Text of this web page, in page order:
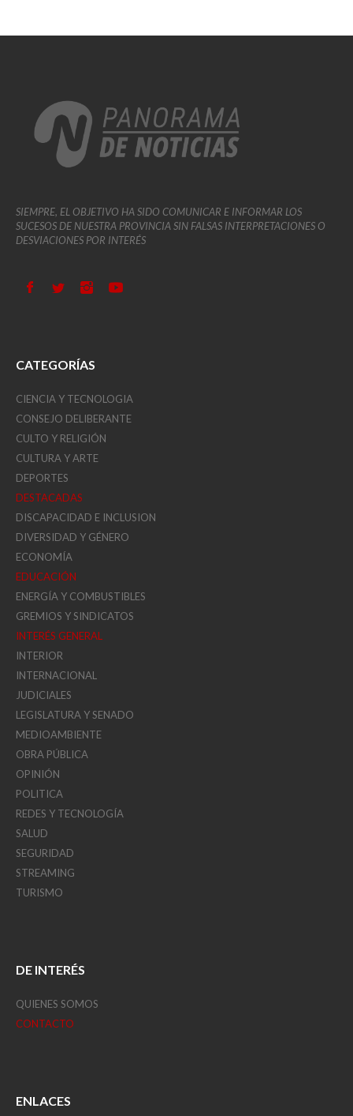
SIEMPRE, EL OBJETIVO HA SIDO COMUNICAR E INFORMAR LOS
SUCESOS DE NUESTRA PROVINCIA SIN FALSAS INTERPRETACIONES O
DESVIACIONES POR INTERÉS
CATEGORÍAS
CIENCIA Y TECNOLOGIA
CONSEJO DELIBERANTE
CULTO Y RELIGIÓN
CULTURA Y ARTE
DEPORTES
DESTACADAS
DISCAPACIDAD E INCLUSION
DIVERSIDAD Y GÉNERO
ECONOMÍA
EDUCACIÓN
ENERGÍA Y COMBUSTIBLES
GREMIOS Y SINDICATOS
INTERÉS GENERAL
INTERIOR
INTERNACIONAL
JUDICIALES
LEGISLATURA Y SENADO
MEDIOAMBIENTE
OBRA PÚBLICA
OPINIÓN
POLITICA
REDES Y TECNOLOGÍA
SALUD
SEGURIDAD
STREAMING
TURISMO
DE INTERÉS
QUIENES SOMOS
CONTACTO
ENLACES